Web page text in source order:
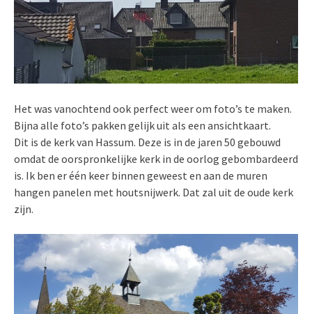
Het was vanochtend ook perfect weer om foto’s te maken.
Bijna alle foto’s pakken gelijk uit als een ansichtkaart.
Dit is de kerk van Hassum. Deze is in de jaren 50 gebouwd
omdat de oorspronkelijke kerk in de oorlog gebombardeerd
is. Ik ben er één keer binnen geweest en aan de muren
hangen panelen met houtsnijwerk. Dat zal uit de oude kerk
zijn.